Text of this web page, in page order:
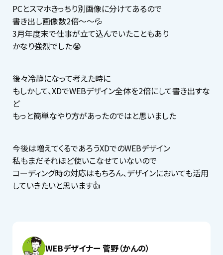
PCとスマホきっちり別画像に分けてあるので
書き出し画像数2倍〜〜💦
3月年度末で仕事が立て込んでいたこともあり
かなり強烈でした😭
後々冷静になって考えた時に
もしかして、XDでWEBデザイン全体を2倍にして書き出すな
ど
もっと簡単なやり方があったのではと思いました
今後は増えてくるであろうXDでのWEBデザイン
私もまだそれほど使いこなせていないので
コーディング時の対応はもちろん、デザインにおいても活用
していきたいと思います👍
WEBデザイナー 菅野（かんの）